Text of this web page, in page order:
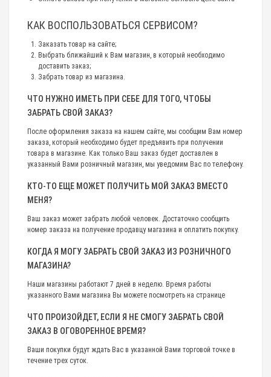
КАК ВОСПОЛЬЗОВАТЬСЯ СЕРВИСОМ?
Заказать товар на сайте;
Выбрать ближайший к Вам магазин, в который необходимо
доставить заказ;
Забрать товар из магазина.
ЧТО НУЖНО ИМЕТЬ ПРИ СЕБЕ ДЛЯ ТОГО, ЧТОБЫ
ЗАБРАТЬ СВОЙ ЗАКАЗ?
После оформления заказа на нашем сайте, мы сообщим Вам номер
заказа, который необходимо будет предъявить при получении
товара в магазине. Как только Ваш заказ будет доставлен в
указанный Вами розничный магазин, мы уведомим Вас по телефону.
КТО-ТО ЕЩЕ МОЖЕТ ПОЛУЧИТЬ МОЙ ЗАКАЗ ВМЕСТО
МЕНЯ?
Ваш заказ может забрать любой человек. Достаточно сообщить
номер заказа на получение продавцу магазина и оплатить покупку.
КОГДА Я МОГУ ЗАБРАТЬ СВОЙ ЗАКАЗ ИЗ РОЗНИЧНОГО
МАГАЗИНА?
Наши магазины работают 7 дней в неделю. Время работы
указанного Вами магазина Вы можете посмотреть на странице
ЧТО ПРОИЗОЙДЕТ, ЕСЛИ Я НЕ СМОГУ ЗАБРАТЬ СВОЙ
ЗАКАЗ В ОГОВОРЕННОЕ ВРЕМЯ?
Ваши покупки будут ждать Вас в указанной Вами торговой точке в
течение трех суток.